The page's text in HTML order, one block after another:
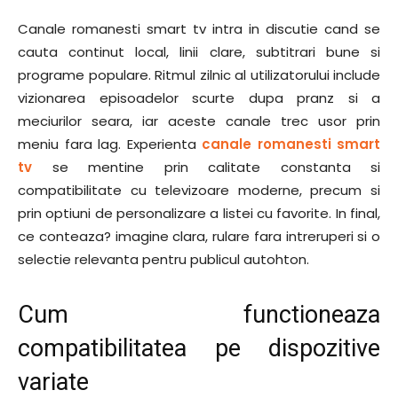
Canale romanesti smart tv intra in discutie cand se
cauta continut local, linii clare, subtitrari bune si
programe populare. Ritmul zilnic al utilizatorului include
vizionarea episoadelor scurte dupa pranz si a
meciurilor seara, iar aceste canale trec usor prin
meniu fara lag. Experienta canale romanesti smart
tv se mentine prin calitate constanta si
compatibilitate cu televizoare moderne, precum si
prin optiuni de personalizare a listei cu favorite. In final,
ce conteaza? imagine clara, rulare fara intreruperi si o
selectie relevanta pentru publicul autohton.
Cum functioneaza
compatibilitatea pe dispozitive
variate